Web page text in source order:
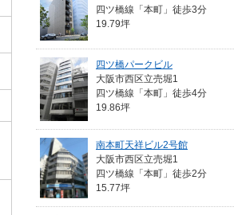
四ツ橋線「本町」徒歩3分
19.79坪
四ツ橋パークビル
大阪市西区立売堀1
四ツ橋線「本町」徒歩4分
19.86坪
南本町天祥ビル2号館
大阪市西区立売堀1
四ツ橋線「本町」徒歩2分
15.77坪